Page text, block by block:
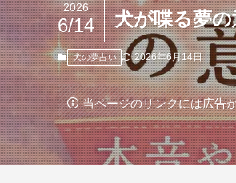
犬が喋る夢
2026
6/14
犬の夢占い 2026年6月14日
当ページのリンクには広告